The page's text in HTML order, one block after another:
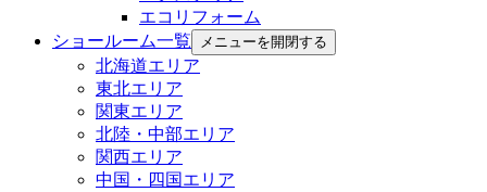
エコリフォーム
ショールーム一覧
メニューを開閉する
北海道エリア
東北エリア
関東エリア
北陸・中部エリア
関西エリア
中国・四国エリア